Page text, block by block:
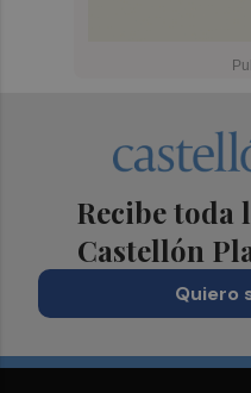
Recibe toda
Castellón
Quiero